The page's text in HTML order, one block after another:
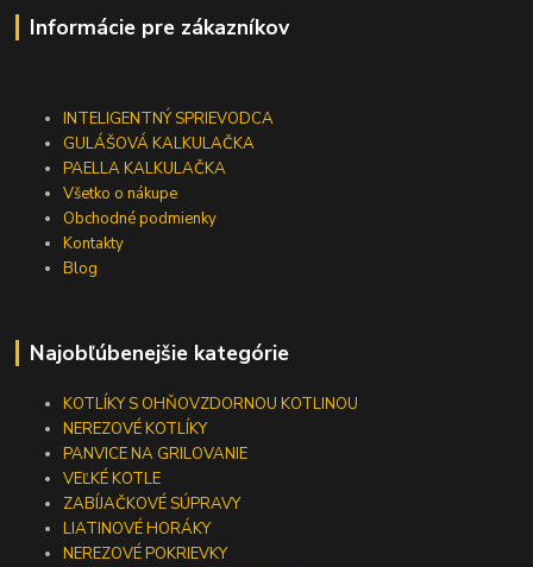
Informácie pre zákazníkov
INTELIGENTNÝ SPRIEVODCA
GULÁŠOVÁ KALKULAČKA
PAELLA KALKULAČKA
Všetko o nákupe
Obchodné podmienky
Kontakty
Blog
Najobľúbenejšie kategórie
KOTLÍKY S OHŇOVZDORNOU KOTLINOU
NEREZOVÉ KOTLÍKY
PANVICE NA GRILOVANIE
VEĽKÉ KOTLE
ZABÍJAČKOVÉ SÚPRAVY
LIATINOVÉ HORÁKY
NEREZOVÉ POKRIEVKY